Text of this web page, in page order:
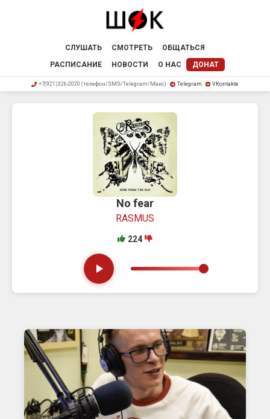
СЛУШАТЬ СМОТРЕТЬ
ОБЩАТЬСЯ
РАСПИСАНИЕ
НОВОСТИ О НАС ДОНАТ
+7(921)326-2020 (телефон/SMS/Telegram/Макс) Telegram VKontakte
No fear
RASMUS
224